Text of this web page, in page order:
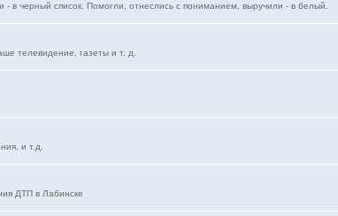
в черный список. Помогли, отнеслись с пониманием, выручили - в белый.
телевидение, газеты и т. д.
и т.д.
ДТП в Лабинске